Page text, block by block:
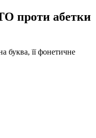
проти абетки
буква, її фонетичне